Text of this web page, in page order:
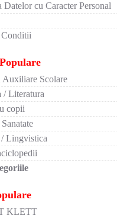
Datelor cu Caracter Personal
Conditii
Auxiliare Scolare
/ Literatura
copii
Lingvistica
KLETT